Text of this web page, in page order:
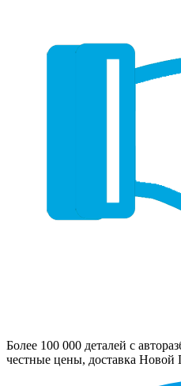
Более 100 000 деталей с
честные цены, доставка Новой